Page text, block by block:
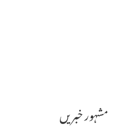
مشہور خبریں